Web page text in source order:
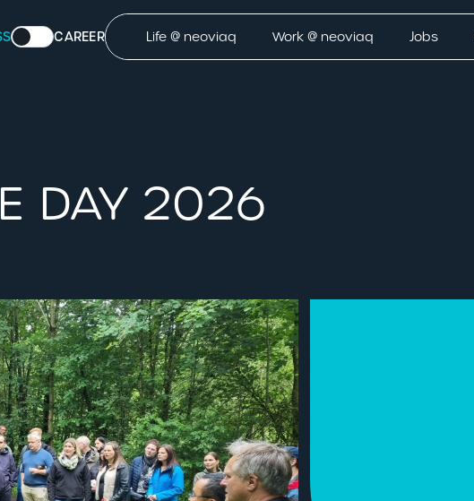
CAREER Life @ neoviaq Work @ neoviaq Jobs
DAY 2026